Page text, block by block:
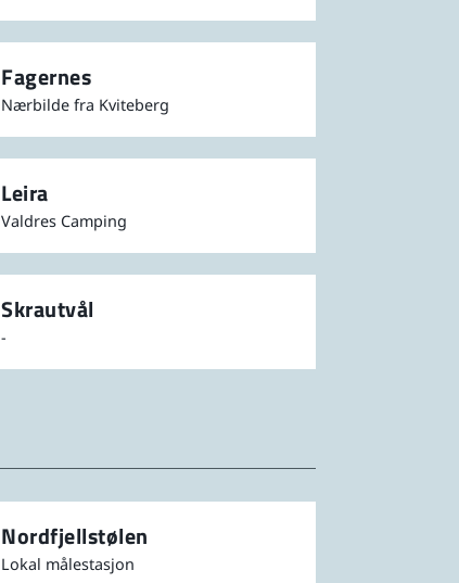
Fagernes
Nærbilde fra Kviteberg
Leira
Valdres Camping
Skrautvål
-
Nordfjellstølen
Lokal målestasjon